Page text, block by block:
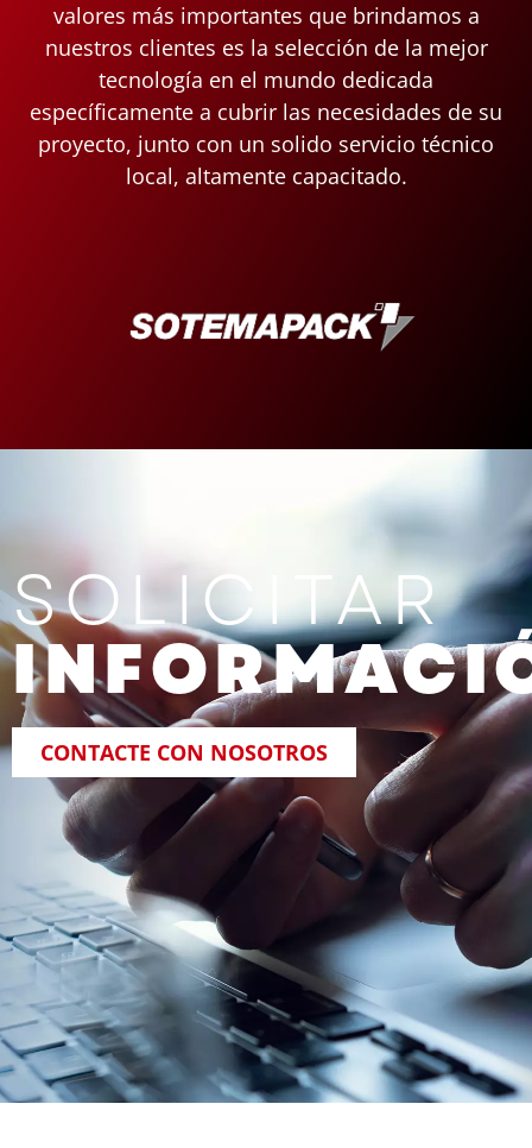
valores más importantes que brindamos a
nuestros clientes es la selección de la mejor
tecnología en el mundo dedicada
específicamente a cubrir las necesidades de su
proyecto, junto con un solido servicio técnico
local, altamente capacitado.
SOLICITAR
CONTACTE CON NOSOTROS